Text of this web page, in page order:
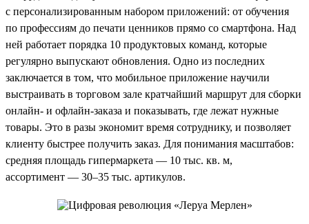
с персонализированным набором приложений: от обучения
по профессиям до печати ценников прямо со смартфона. Над
ней работает порядка 10 продуктовых команд, которые
регулярно выпускают обновления. Одно из последних
заключается в том, что мобильное приложение научили
выстраивать в торговом зале кратчайший маршрут для сборки
онлайн- и офлайн-заказа и показывать, где лежат нужные
товары. Это в разы экономит время сотруднику, и позволяет
клиенту быстрее получить заказ. Для понимания масштабов:
средняя площадь гипермаркета — 10 тыс. кв. м,
ассортимент — 30–35 тыс. артикулов.